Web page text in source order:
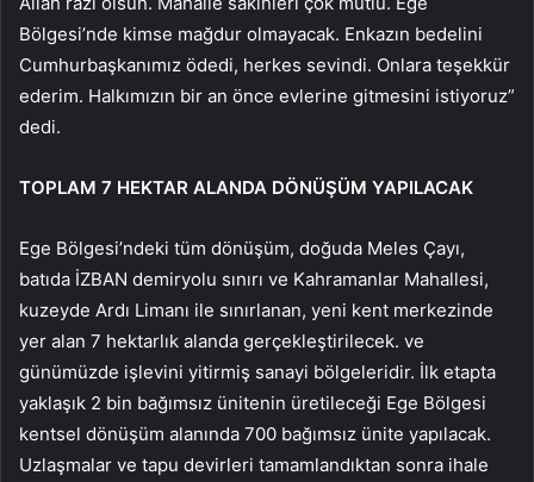
Bölgesi’nde kimse mağdur olmayacak. Enkazın bedelini
Cumhurbaşkanımız ödedi, herkes sevindi. Onlara teşekkür
ederim. Halkımızın bir an önce evlerine gitmesini istiyoruz”
dedi.
TOPLAM 7 HEKTAR ALANDA DÖNÜŞÜM YAPILACAK
Ege Bölgesi’ndeki tüm dönüşüm, doğuda Meles Çayı,
batıda İZBAN demiryolu sınırı ve Kahramanlar Mahallesi,
kuzeyde Ardı Limanı ile sınırlanan, yeni kent merkezinde
yer alan 7 hektarlık alanda gerçekleştirilecek. ve
günümüzde işlevini yitirmiş sanayi bölgeleridir. İlk etapta
yaklaşık 2 bin bağımsız ünitenin üretileceği Ege Bölgesi
kentsel dönüşüm alanında 700 bağımsız ünite yapılacak.
Uzlaşmalar ve tapu devirleri tamamlandıktan sonra ihale